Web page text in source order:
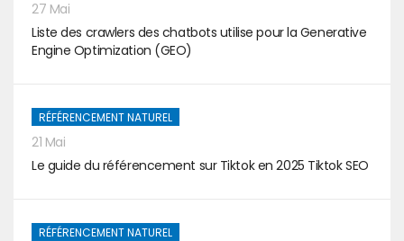
27 Mai
Liste des crawlers des chatbots utilise pour la Generative
Engine Optimization (GEO)
RÉFÉRENCEMENT NATUREL
21 Mai
Le guide du référencement sur Tiktok en 2025 Tiktok SEO
RÉFÉRENCEMENT NATUREL